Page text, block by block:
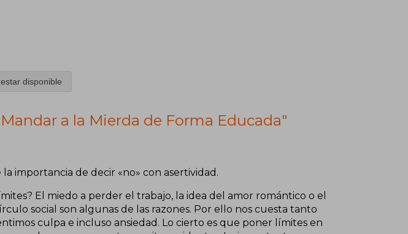
disponible
a la Mierda de Forma Educada"
importancia de decir «no» con asertividad.
El miedo a perder el trabajo, la idea del amor romántico o el
social son algunas de las razones. Por ello nos cuesta tanto
culpa e incluso ansiedad. Lo cierto es que poner límites en